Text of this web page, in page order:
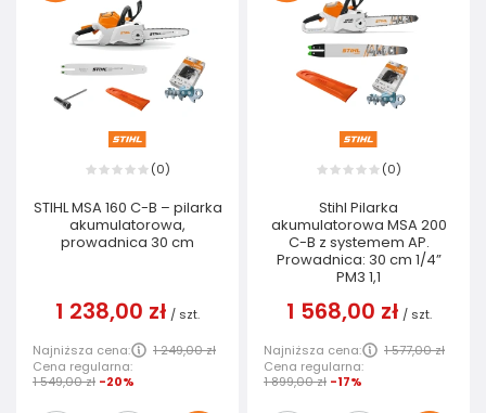
(0)
STIHL MSA 160 C-B – pilarka
akumulatorowa,
prowadnica 30 cm
1 238,00 zł / szt.
Najniższa cena:
1 249,00 zł
Cena regularna:
1 549,00 zł -20%
(0)
Stihl Pilarka
akumulatorowa MSA 200
C-B z systemem AP.
Prowadnica: 30 cm 1/4”
PM3 1,1
1 568,00 zł / szt.
Najniższa cena:
1 577,00 zł
Cena regularna:
1 899,00 zł -17%